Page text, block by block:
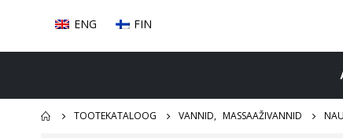
ENG FIN
TOOTEKATALOOG VANNID, MASSAAŽIVANNID